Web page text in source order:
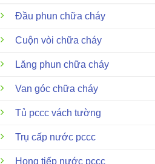
Đầu phun chữa cháy
Cuộn vòi chữa cháy
Lăng phun chữa cháy
Van góc chữa cháy
Tủ pccc vách tường
Trụ cấp nước pccc
Họng tiếp nước pccc